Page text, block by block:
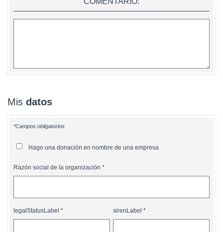
Mis datos
*Campos obligatorios
Hago una donación en nombre de una empresa
Razón social de la organización
legalStatusLabel sirenLabel